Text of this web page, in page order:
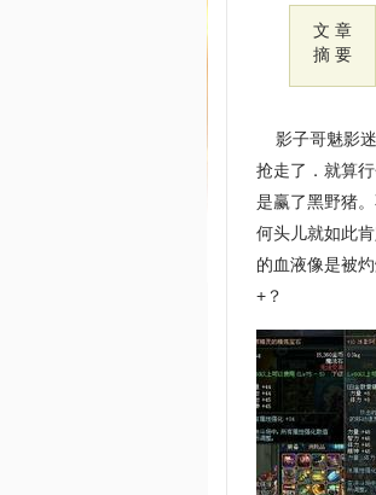
文 章
摘 要
影子哥魅影迷
抢走了．就算
是赢了黑野猪
何头儿就如此
的血液像是被
+？